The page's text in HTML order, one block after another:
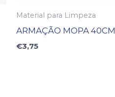
Material para Limpeza
ARMAÇÃO MOPA 40CM
€3,75